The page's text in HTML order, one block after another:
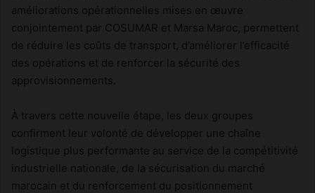
améliorations opérationnelles mises en œuvre
conjointement par COSUMAR et Marsa Maroc, permettent
de réduire les coûts de transport, d’améliorer l’efficacité
des opérations et de renforcer la sécurité des
approvisionnements.
À travers cette nouvelle étape, les deux groupes
confirment leur volonté de développer une chaîne
logistique plus performante au service de la compétitivité
industrielle nationale, de la sécurisation du marché
marocain et du renforcement du positionnement